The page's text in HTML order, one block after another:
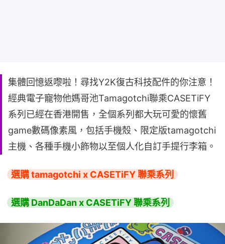
集體回憶返嚟啦！尋找Y2K復古科技配件的你注意！
經典電子寵物他媽哥池Tamagotchi聯乘CASETiFY
系列已經在香港開售，全個系列都大玩可愛的懷舊
game數碼像素風，包括手機殼、限定版tamagotchi
主機、各種手機小飾物以至個人化自訂手提行李箱。
選購 tamagotchi x CASETiFY 聯乘系列
選購 DanDaDan x CASETiFY 聯乘系列